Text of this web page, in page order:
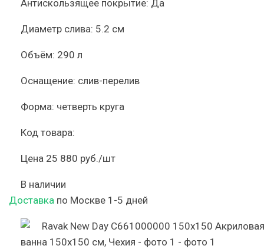
Антискользящее покрытие: Да
Диаметр слива: 5.2 см
Объём: 290 л
Оснащение: слив-перелив
Форма: четверть круга
Код товара:
Цена 25 880 руб./шт
В наличии
Доставка по Москве 1-5 дней